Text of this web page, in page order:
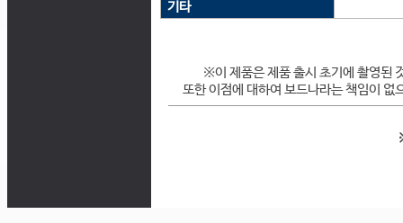
기타
※이 제품은 제품 출시 초기에 촬영된
또한 이점에 대하여 보드나라는 책임이 없